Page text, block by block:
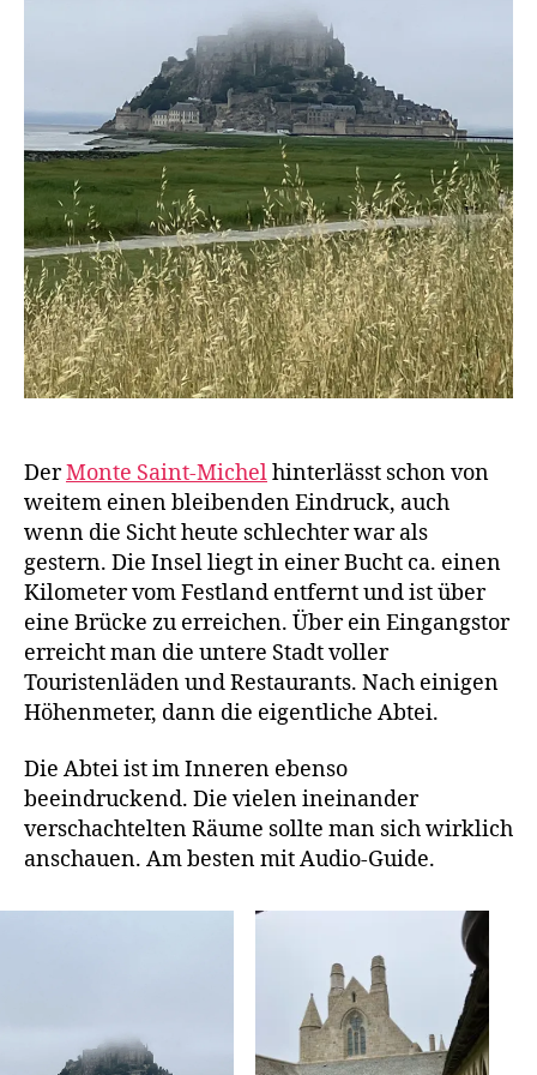
DerMonte Saint-Michelhinterlässt schon von
weitem einen bleibenden Eindruck, auch
wenn die Sicht heute schlechter war als
gestern. Die Insel liegt in einer Bucht ca. einen
Kilometer vom Festland entfernt und ist über
eine Brücke zu erreichen. Über ein Eingangstor
erreicht man die untere Stadt voller
Touristenläden und Restaurants. Nach einigen
Höhenmeter, dann die eigentliche Abtei.
Die Abtei ist im Inneren ebenso
beeindruckend. Die vielen ineinander
verschachtelten Räume sollte man sich wirklich
anschauen. Am besten mit Audio-Guide.